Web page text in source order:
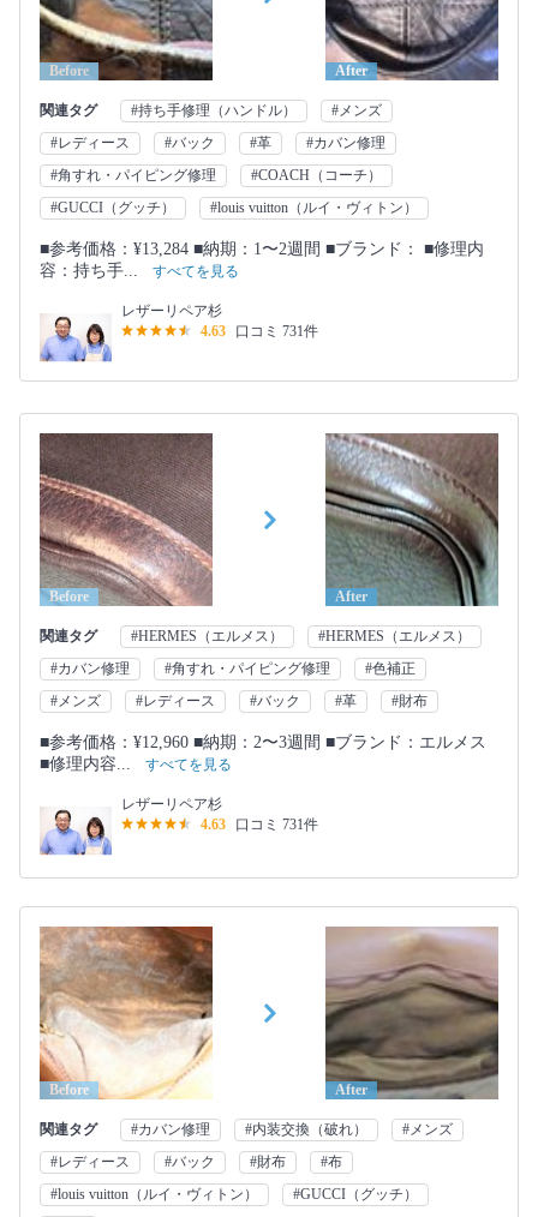
Before After
関連タグ #持ち手修理（ハンドル）
#メンズ
#レディース
#バック #革
#カバン修理
#角すれ・パイピング修理
#COACH（コーチ）
#GUCCI（グッチ）
#louis vuitton（ルイ・ヴィトン）
■参考価格：¥13,284 ■納期：1〜2週間 ■ブランド： ■修理内
容：持ち手...
すべてを見る
レザーリペア杉
4.63
口コミ 731件
Before After
関連タグ #HERMES（エルメス）
#HERMES（エルメス）
#カバン修理
#角すれ・パイピング修理
#色補正
#メンズ
#レディース #バック #革 #財布
■参考価格：¥12,960 ■納期：2〜3週間 ■ブランド：エルメス
■修理内容...
すべてを見る
レザーリペア杉
4.63
口コミ 731件
Before After
関連タグ #カバン修理 #内装交換（破れ）
#メンズ
#レディース
#バック #財布
#布
#louis vuitton（ルイ・ヴィトン）
#GUCCI（グッチ）